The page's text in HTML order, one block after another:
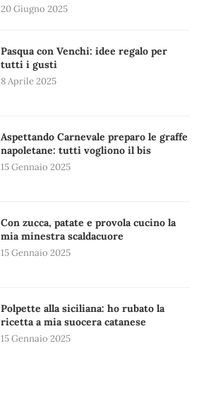
20 Giugno 2025
Pasqua con Venchi: idee regalo per
tutti i gusti
8 Aprile 2025
Aspettando Carnevale preparo le graffe
napoletane: tutti vogliono il bis
15 Gennaio 2025
Con zucca, patate e provola cucino la
mia minestra scaldacuore
15 Gennaio 2025
Polpette alla siciliana: ho rubato la
ricetta a mia suocera catanese
15 Gennaio 2025